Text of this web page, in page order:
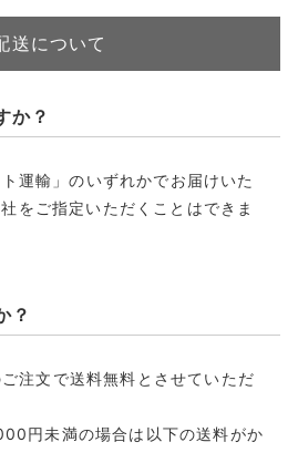
送について
か？
運輸」のいずれかでお届けいた
をご指定いただくことはできま
？
注文で送料無料とさせていただ
円未満の場合は以下の送料がか